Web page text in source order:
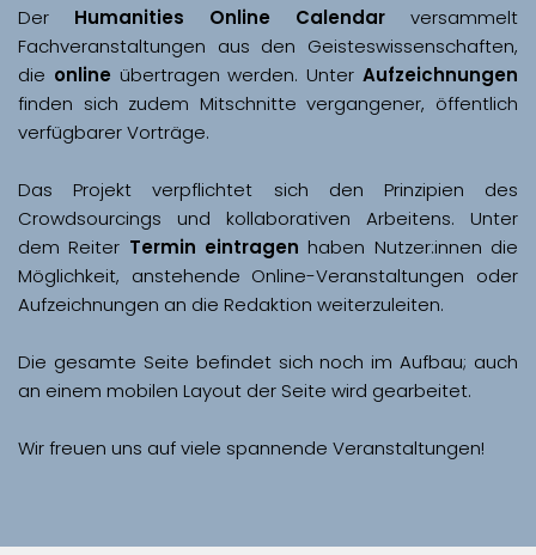
Der Humanities Online Calendar versammelt
Fachveranstaltungen aus den Geisteswissenschaften,
die online übertragen werden. Unter Aufzeichnungen
finden sich zudem Mitschnitte vergangener, öffentlich
Das Projekt verpflichtet sich den Prinzipien des
Crowdsourcings und kollaborativen Arbeitens. Unter
dem Reiter Termin eintragen haben Nutzer:innen die
Möglichkeit, anstehende Online-Veranstaltungen oder
Aufzeichnungen an die Redaktion weiterzuleiten.
Die gesamte Seite befindet sich noch im Aufbau; auch
Wir freuen uns auf viele spannende Veranstaltungen!